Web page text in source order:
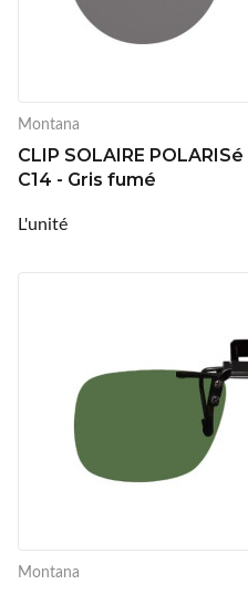
Montana
CLIP SOLAIRE
C14 - Gris fumé
L'unité
Montana